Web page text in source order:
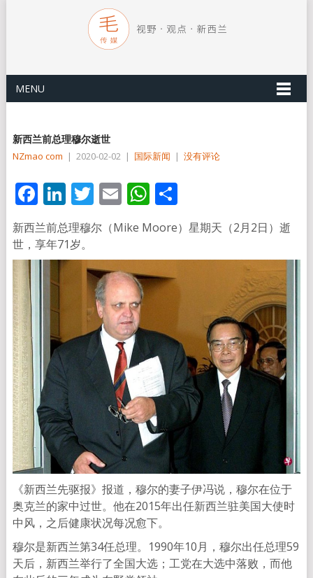
MENU
新西兰前总理穆尔逝世
NZmao com | 2020-02-02 | 国际新闻 | 没有评论
Facebook
LinkedIn
Twitter
EmailWhatsApp
分
享
新西兰前总理穆尔（Mike Moore）星期天（2月2日）逝
世，享年71岁。
《新西兰先驱报》报道，穆尔的妻子伊冯说，穆尔在位于
奥克兰的家中过世。他在2015年出任新西兰驻美国大使时
中风，之后健康状况每况愈下。
穆尔是新西兰第34任总理。1990年10月，穆尔出任总理59
天后，新西兰举行了全国大选；工党在大选中落败，而他